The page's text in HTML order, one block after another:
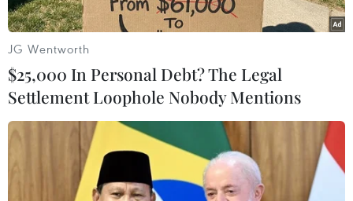
Mỹ và Hàn Quốc tham vấn chặt chẽ về kế
hoạch tập trận chung
Người phát ngôn Lầu Năm Góc John Kirby cho biết mỗi
cuộc tập trận có thể được tổ chức theo hình thức khác
nhau do những thay đổi về môi trường an ninh.
JG Wentworth
$25,000 In Personal Debt? The Legal
Settlement Loophole Nobody Mentions